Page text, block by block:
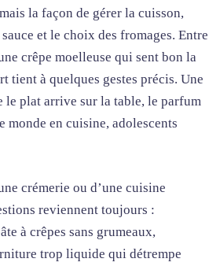
la façon de gérer la cuisson,
et le choix des fromages. Entre
crêpe moelleuse qui sent bon la
tient à quelques gestes précis. Une
le plat arrive sur la table, le parfum
monde en cuisine, adolescents
crémerie ou d’une cuisine
reviennent toujours :
à crêpes sans grumeaux,
trop liquide qui détrempe